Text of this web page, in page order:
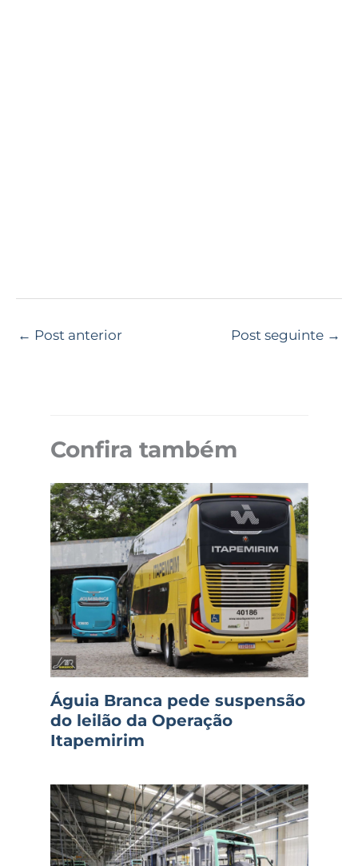
← Post anterior Post seguinte →
Confira também
Águia Branca pede suspensão
do leilão da Operação
Itapemirim